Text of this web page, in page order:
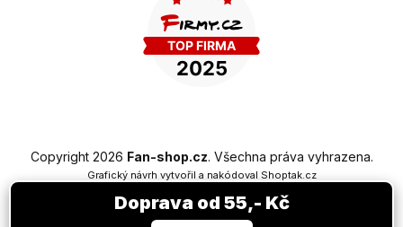
Copyright 2026 Fan-shop.cz. Všechna práva vyhrazena.
Grafický návrh vytvořil a nakódoval Shoptak.cz
Doprava od 55,- Kč